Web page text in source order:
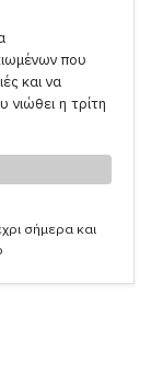
που
και να
νιώθει η τρίτη
σήμερα και